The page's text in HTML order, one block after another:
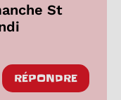
St
RÉPONDRE